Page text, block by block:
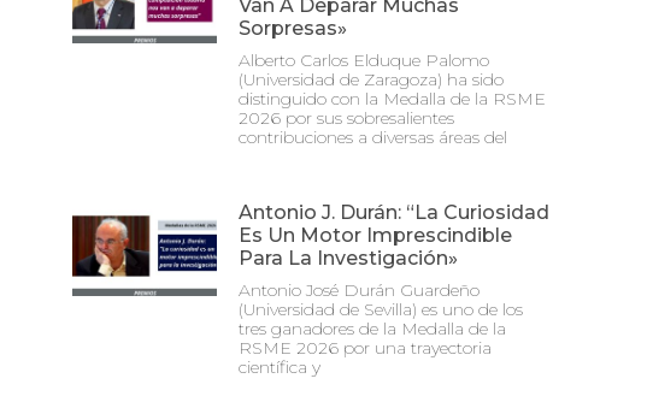
Van A Deparar Muchas
Sorpresas»
Alberto Carlos Elduque Palomo
(Universidad de Zaragoza) ha sido
distinguido con la Medalla de la RSME
2026 por sus sobresalientes
contribuciones a diversas áreas del
Antonio J. Durán: “La Curiosidad
Es Un Motor Imprescindible
Para La Investigación»
Antonio José Durán Guardeño
(Universidad de Sevilla) es uno de los
tres ganadores de la Medalla de la
RSME 2026 por una trayectoria
científica y